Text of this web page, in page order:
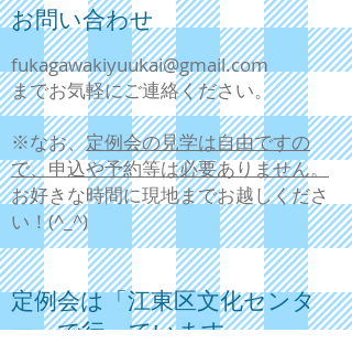
お問い合わせ
fukagawakiyuukai@gmail.com
までお気軽にご連絡ください。
​※なお、定例会の見学は自由ですの
で、申込や予約等は必要ありません。
お好きな時間に現地までお越しくださ
い！(^_^)
定例会は
「江東区文化センタ
ー」で行っています